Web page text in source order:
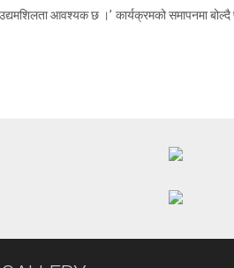
आवश्यक छ ।’ कार्यक्रमको समापनमा बोल्दै